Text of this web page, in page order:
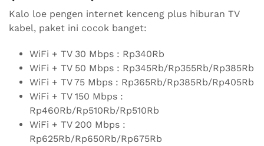
Kalo loe pengen internet kenceng plus hiburan TV
kabel, paket ini cocok banget:
WiFi + TV 30 Mbps : Rp340Rb
WiFi + TV 50 Mbps : Rp345Rb/Rp355Rb/Rp385Rb
WiFi + TV 75 Mbps : Rp365Rb/Rp385Rb/Rp405Rb
WiFi + TV 150 Mbps :
Rp460Rb/Rp510Rb/Rp510Rb
WiFi + TV 200 Mbps :
Rp625Rb/Rp650Rb/Rp675Rb